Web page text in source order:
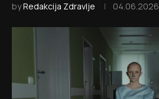
byRedakcija Zdravlje 04.06.2026